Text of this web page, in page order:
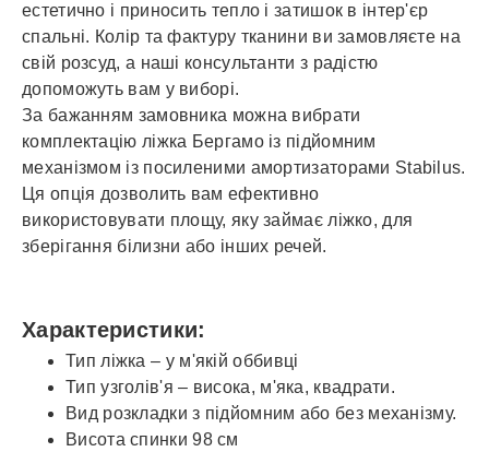
естетично і приносить тепло і затишок в інтер'єр
спальні. Колір та фактуру тканини ви замовляєте на
свій розсуд, а наші консультанти з радістю
допоможуть вам у виборі.
За бажанням замовника можна вибрати
комплектацію ліжка Бергамо із підйомним
механізмом із посиленими амортизаторами Stabilus.
Ця опція дозволить вам ефективно
використовувати площу, яку займає ліжко, для
зберігання білизни або інших речей.
Характеристики:
Тип ліжка – у м'якій оббивці
Тип узголів'я – висока, м'яка, квадрати.
Вид розкладки з підйомним або без механізму.
Висота спинки 98 см